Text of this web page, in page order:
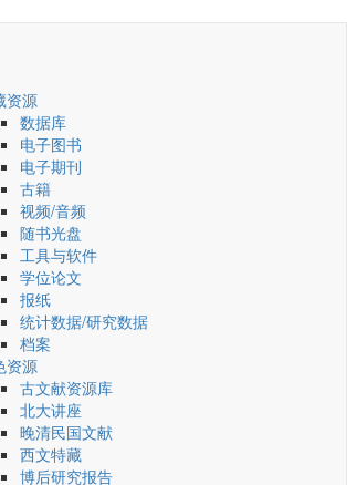
资源
数据库
电子图书
电子期刊
古籍
视频/音频
随书光盘
工具与软件
学位论文
报纸
统计数据/研究数据
档案
资源
古文献资源库
北大讲座
晚清民国文献
西文特藏
博后研究报告